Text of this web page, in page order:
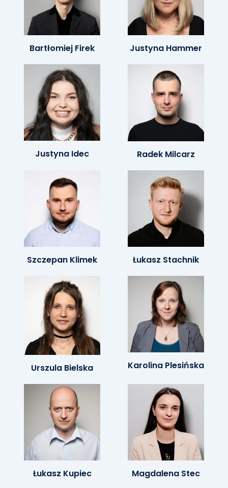
Bartłomiej Firek Justyna Hammer
Justyna Idec Radek Milcarz
Szczepan Klimek Łukasz Stachnik
Urszula Bielska Karolina Plesińska
Łukasz Kupiec Magdalena Stec